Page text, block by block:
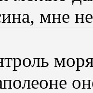
мне